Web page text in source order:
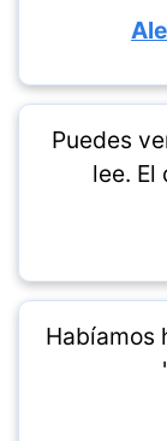
Puedes
lee. El
Habíamos